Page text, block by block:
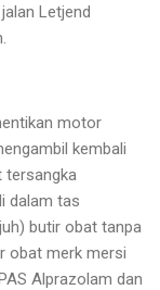
Letjend
motor
kembali
tersangka
dalam tas
butir obat tanpa
obat merk mersi
Alprazolam dan